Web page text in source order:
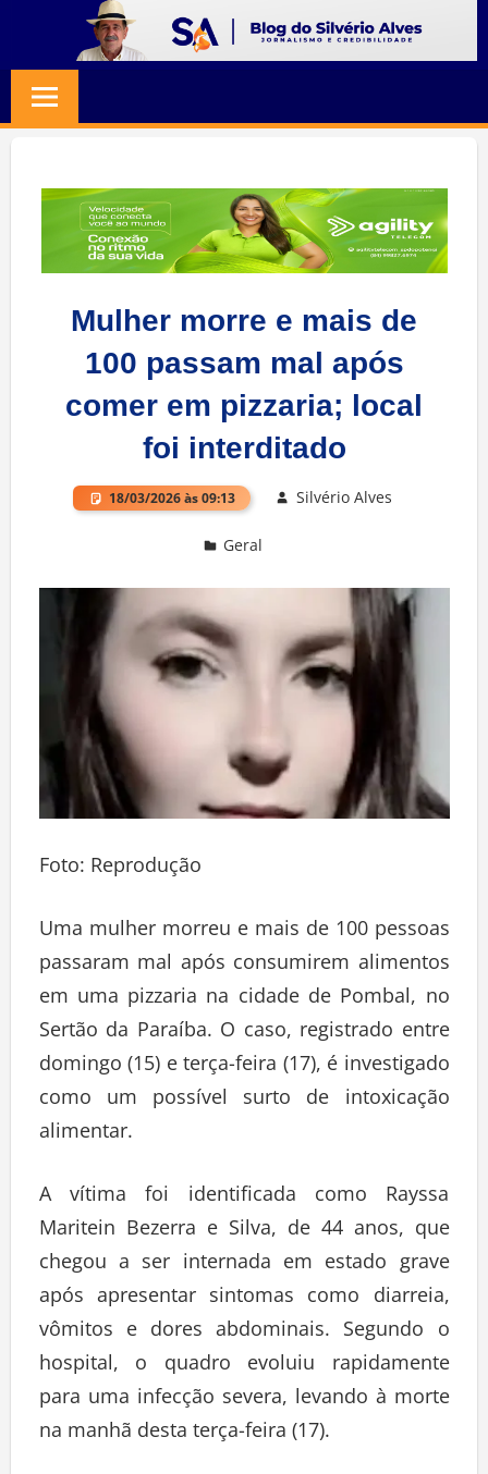
content
SILVERIO
ALVES
Jornalismo
Credibilidade
Mulher morre e mais de
100 passam mal após
comer em pizzaria; local
foi interditado
18/03/2026 às 09:13 Silvério Alves
Geral
Foto: Reprodução
Uma mulher morreu e mais de 100 pessoas
passaram mal após consumirem alimentos
em uma pizzaria na cidade de Pombal, no
Sertão da Paraíba. O caso, registrado entre
domingo (15) e terça-feira (17), é investigado
como um possível surto de intoxicação
alimentar.
A vítima foi identificada como Rayssa
Maritein Bezerra e Silva, de 44 anos, que
chegou a ser internada em estado grave
após apresentar sintomas como diarreia,
vômitos e dores abdominais. Segundo o
hospital, o quadro evoluiu rapidamente
para uma infecção severa, levando à morte
na manhã desta terça-feira (17).